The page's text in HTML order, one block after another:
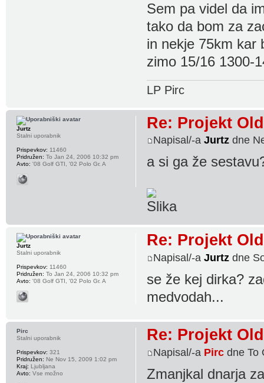
Sem pa videl da
tako da bom za
in nekje 75km kar
zimo 15/16 1300-
LP Pirc
Re: Projekt
Napisal/-aJurtz dne
a si ga že
Jurtz
Stalni uporabnik
Prispevkov: 11460
Pridružen: To Jan 24, 2006 10:32 pm
Avto: '08 Golf GTI, '02 Polo Gr. A
Re: Projekt
Napisal/-aJurtz dne
se že kej dirka?
medvodah...
Jurtz
Stalni uporabnik
Prispevkov: 11460
Pridružen: To Jan 24, 2006 10:32 pm
Avto: '08 Golf GTI, '02 Polo Gr. A
Re: Projekt
Napisal/-a Pirc dne To
Zmanjkal dnarja
Pirc
Stalni uporabnik
Prispevkov: 321
Pridružen: Ne Nov 15, 2009 1:02 pm
Kraj: Ljubljana
Avto: Vse možno